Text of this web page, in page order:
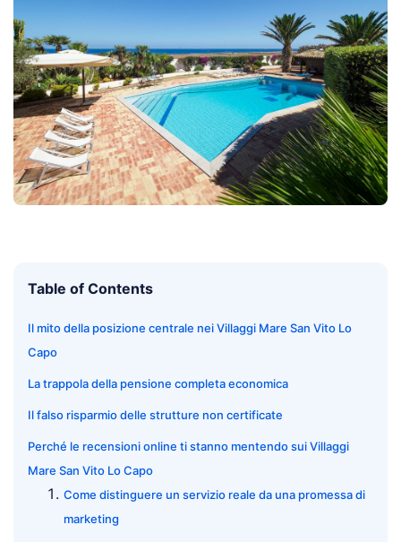
Table of Contents
Il mito della posizione centrale nei Villaggi Mare San Vito Lo
Capo
La trappola della pensione completa economica
Il falso risparmio delle strutture non certificate
Perché le recensioni online ti stanno mentendo sui Villaggi
Mare San Vito Lo Capo
Come distinguere un servizio reale da una promessa di
marketing